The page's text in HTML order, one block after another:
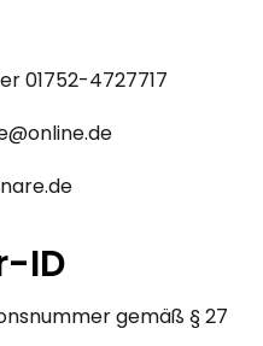
01752-4727717
ID
gemäß § 27